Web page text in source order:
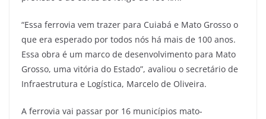
“Essa ferrovia vem trazer para Cuiabá e Mato Grosso o
que era esperado por todos nós há mais de 100 anos.
Essa obra é um marco de desenvolvimento para Mato
Grosso, uma vitória do Estado”, avaliou o secretário de
Infraestrutura e Logística, Marcelo de Oliveira.
A ferrovia vai passar por 16 municípios mato-